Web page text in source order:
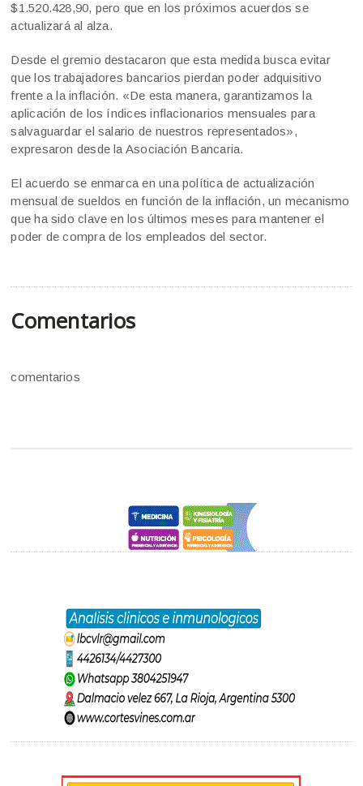
$1.520.428,90, pero que en los próximos acuerdos se
actualizará al alza.
Desde el gremio destacaron que esta medida busca evitar
que los trabajadores bancarios pierdan poder adquisitivo
frente a la inflación. «De esta manera, garantizamos la
aplicación de los índices inflacionarios mensuales para
salvaguardar el salario de nuestros representados»,
expresaron desde la Asociación Bancaria.
El acuerdo se enmarca en una política de actualización
mensual de sueldos en función de la inflación, un mecanismo
que ha sido clave en los últimos meses para mantener el
poder de compra de los empleados del sector.
Comentarios
comentarios